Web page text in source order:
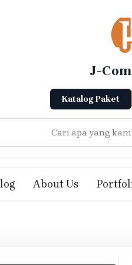
J-
Katalog Paket
About Us